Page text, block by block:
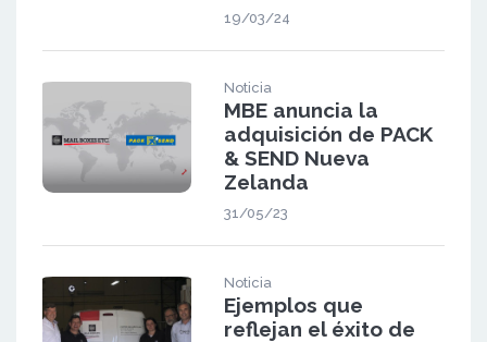
19/03/24
Noticia
MBE anuncia la
adquisición de PACK
& SEND Nueva
Zelanda
31/05/23
Noticia
Ejemplos que
reflejan el éxito de